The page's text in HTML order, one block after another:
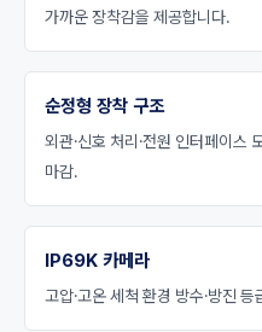
가까운 장착감을 제공합니다.
순정형 장착 구조
외관·신호 처리·전원 인터페이스
마감.
IP69K 카메라
고압·고온 세척 환경 방수·방진